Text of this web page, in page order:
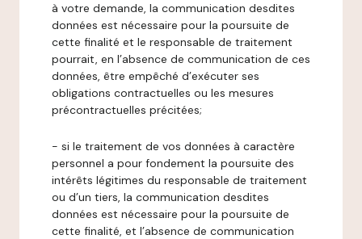
à votre demande, la communication desdites
données est nécessaire pour la poursuite de
cette finalité et le responsable de traitement
pourrait, en l’absence de communication de ces
données, être empêché d’exécuter ses
obligations contractuelles ou les mesures
précontractuelles précitées;
- si le traitement de vos données à caractère
personnel a pour fondement la poursuite des
intérêts légitimes du responsable de traitement
ou d’un tiers, la communication desdites
données est nécessaire pour la poursuite de
cette finalité, et l’absence de communication